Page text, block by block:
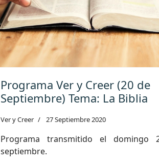
Programa Ver y Creer (20 de
Septiembre) Tema: La Biblia
Ver y Creer 27 Septiembre 2020
Programa transmitido el domingo
septiembre.